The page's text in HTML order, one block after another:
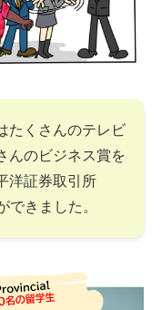
たくさんのテレビ
んのビジネス賞を
洋証券取引所
できました。